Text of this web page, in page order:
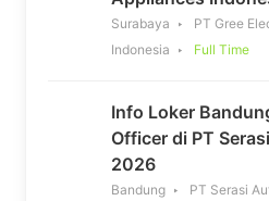
Surabaya
PT Gree
Indonesia
Full Time
Info Loker
Officer di PT
2026
Bandung PT Serasi